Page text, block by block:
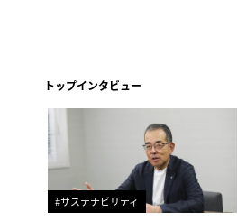
トップインタビュー
#サステナビリティ